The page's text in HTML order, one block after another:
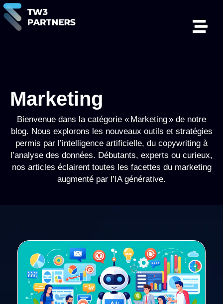
Marketing
Bienvenue dans la catégorie « Marketing » de notre
blog. Nous explorons les nouveaux outils et stratégies
permis par l’intelligence artificielle, du copywriting à
l’analyse des données. Débutants, experts ou curieux,
nos articles éclairent toutes les facettes du marketing
augmenté par l’IA générative.